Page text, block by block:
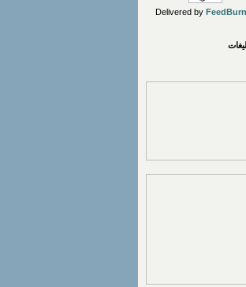
Delivered by